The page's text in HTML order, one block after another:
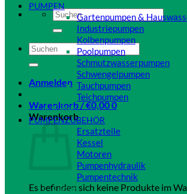
Suchen
nach:
Suchen
nach:
Anmelden
Warenkorb /€0,000
Warenkorb
Es befinden sich keine Produkte im
PUMPEN
Gartenpumpen &
Industriepumpen
Kolbenpumpen
Poolpumpen
Schmutzwasserpumpen
Schwengelpumpen
Tauchpumpen
Teichpumpen
Close
PUMPENZUBEHÖR
Ersatzteile
Kessel
Motoren
Pumpenhydraulik
Pumpentechnik
Close